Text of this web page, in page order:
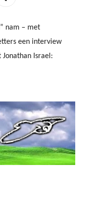
nam – met
een interview
Israel: